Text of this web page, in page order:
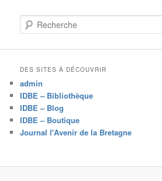
e
e
c
h
e
DES SITES À DÉCOUVRIR
admin
IDBE – Bibliothèque
IDBE – Blog
IDBE – Boutique
Journal l'Avenir de la Bretagne